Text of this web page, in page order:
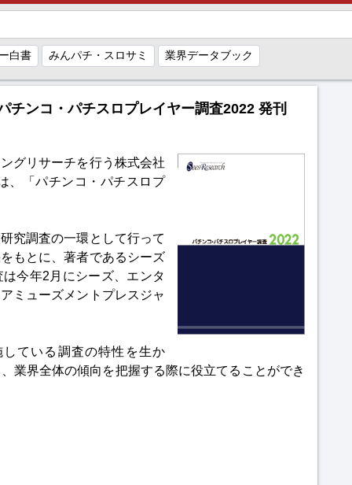
白書 みんパチ・スロサミ 業界データブック
ンコ・パチスロプレイヤー調査2022 発刊
グリサーチを行う株式会社
、「パチンコ・パチスロプ
究調査の一環として行って
もとに、著者であるシーズ
今年2月にシーズ、エンタ
ミューズメントプレスジャ
ている調査の特性を生か
業界全体の傾向を把握する際に役立てることができ